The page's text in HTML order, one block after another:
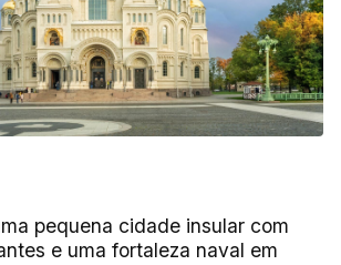
pequena cidade insular com
e uma fortaleza naval em